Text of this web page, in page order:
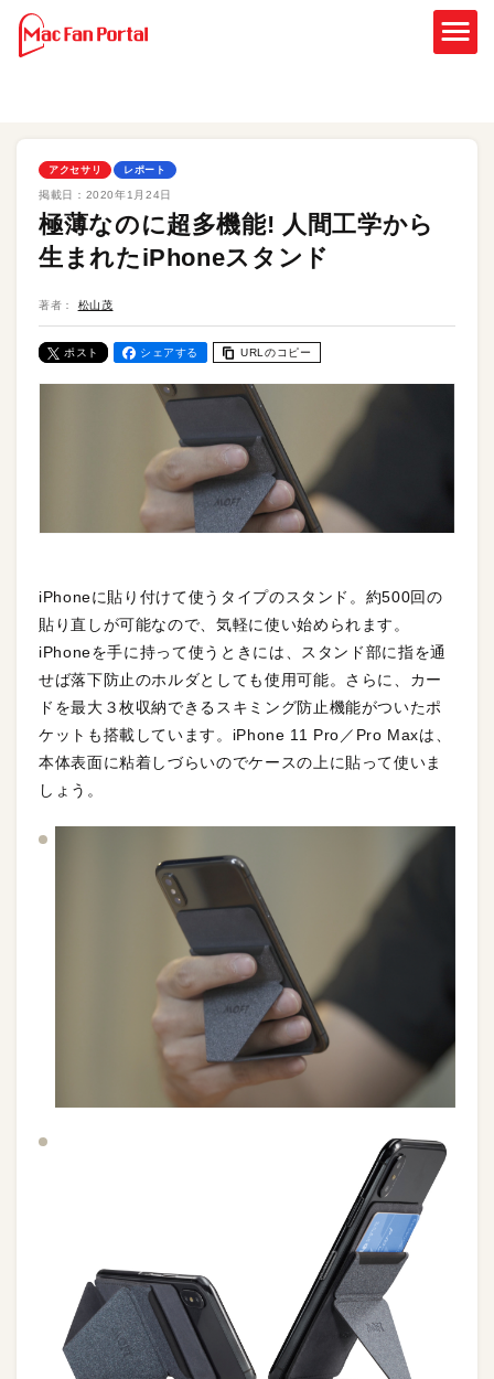
アクセサリ レポート
掲載日： 2020年1月24日
極薄なのに超多機能! 人間工学から
生まれたiPhoneスタンド
著者： 松山茂
ポスト シェアする URLのコピー
iPhoneに貼り付けて使うタイプのスタンド。約500回の
貼り直しが可能なので、気軽に使い始められます。
iPhoneを手に持って使うときには、スタンド部に指を通
せば落下防止のホルダとしても使用可能。さらに、カー
ドを最大３枚収納できるスキミング防止機能がついたポ
ケットも搭載しています。iPhone 11 Pro／Pro Maxは、
本体表面に粘着しづらいのでケースの上に貼って使いま
しょう。